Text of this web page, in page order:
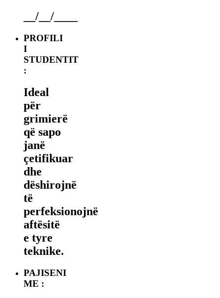
__/__/____
PROFILI
I
STUDENTIT
:
Ideal
për
grimierë
që sapo
janë
çetifikuar
dhe
dëshirojnë
të
perfeksionojnë
aftësitë
e tyre
teknike.
PAJISENI
ME :